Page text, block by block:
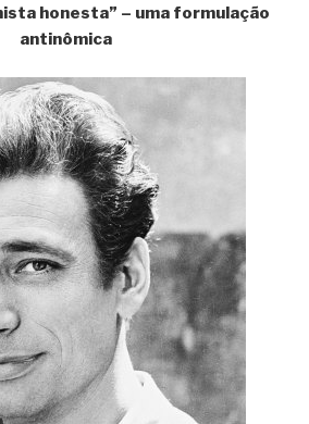
honesta” – uma formulação
antinômica